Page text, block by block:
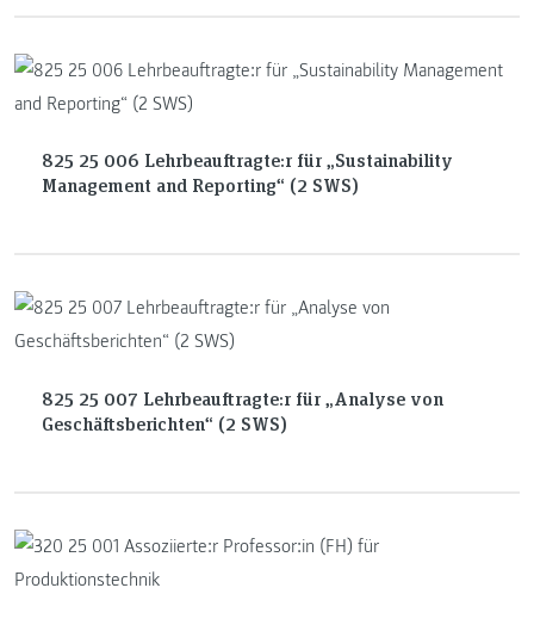
825 25 006 Lehrbeauftragte:r für „Sustainability
Management and Reporting“ (2 SWS)
825 25 007 Lehrbeauftragte:r für „Analyse von
Geschäftsberichten“ (2 SWS)